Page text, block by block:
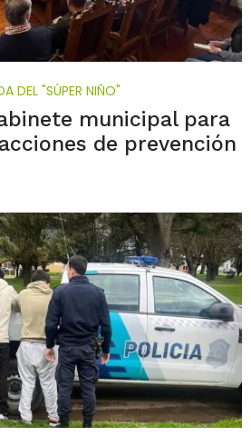
DEL "SÚPER NIÑO"
municipal para
de prevención